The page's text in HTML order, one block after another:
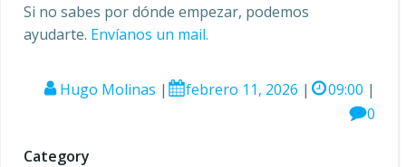
Si no sabes por dónde empezar, podemos
ayudarte. Envíanos un mail.
Hugo Molinas | febrero 11, 2026 | 09:00 |
0
Category